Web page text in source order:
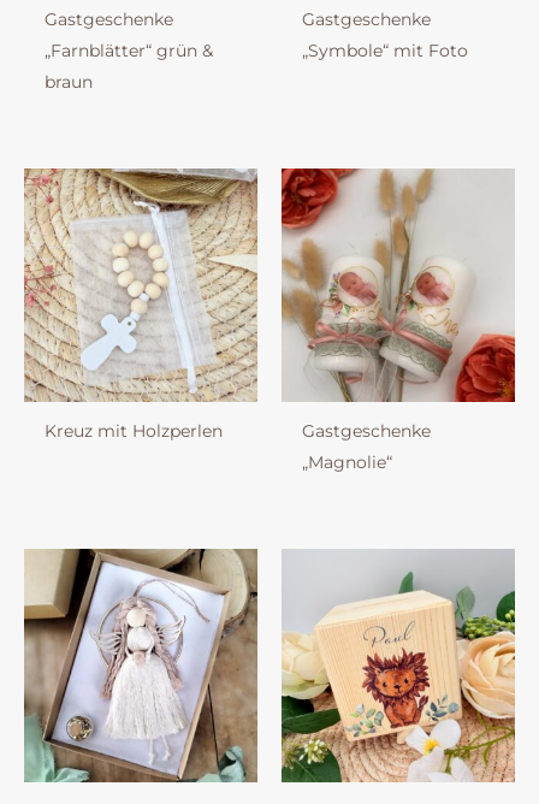
Gastgeschenke
„Farnblätter“ grün &
braun
Gastgeschenke
„Symbole“ mit Foto
Kreuz mit Holzperlen
Gastgeschenke
„Magnolie“